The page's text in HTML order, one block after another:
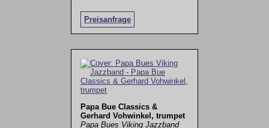
Preisanfrage
Papa Bue Classics &
Gerhard Vohwinkel, trumpet
Papa Bues Viking Jazzband